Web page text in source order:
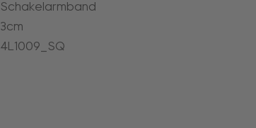
Schakelarmband
3cm
4L1009_SQ